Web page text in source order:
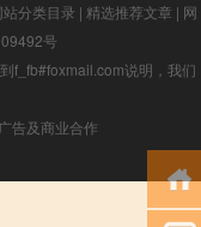
站分类目录 | 精选推荐文章 | 网
号
f_fb#foxmail.com说明，我们
告及商业合作